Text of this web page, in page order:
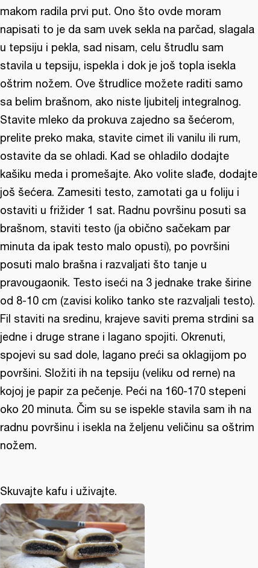
makom radila prvi put. Ono što ovde moram
napisati to je da sam uvek sekla na parčad, slagala
u tepsiju i pekla, sad nisam, celu štrudlu sam
stavila u tepsiju, ispekla i dok je još topla isekla
oštrim nožem. Ove štrudlice možete raditi samo
sa belim brašnom, ako niste ljubitelj integralnog.
Stavite mleko da prokuva zajedno sa šećerom,
prelite preko maka, stavite cimet ili vanilu ili rum,
ostavite da se ohladi. Kad se ohladilo dodajte
kašiku meda i promešajte. Ako volite slađe, dodajte
još šećera. Zamesiti testo, zamotati ga u foliju i
ostaviti u frižider 1 sat. Radnu površinu posuti sa
brašnom, staviti testo (ja obično sačekam par
minuta da ipak testo malo opusti), po površini
posuti malo brašna i razvaljati što tanje u
pravougaonik. Testo iseći na 3 jednake trake širine
od 8-10 cm (zavisi koliko tanko ste razvaljali testo).
Fil staviti na sredinu, krajeve saviti prema strdini sa
jedne i druge strane i lagano spojiti. Okrenuti,
spojevi su sad dole, lagano preći sa oklagijom po
površini. Složiti ih na tepsiju (veliku od rerne) na
kojoj je papir za pečenje. Peći na 160-170 stepeni
oko 20 minuta. Čim su se ispekle stavila sam ih na
radnu površinu i isekla na željenu veličinu sa oštrim
nožem.
Skuvajte kafu i uživajte.